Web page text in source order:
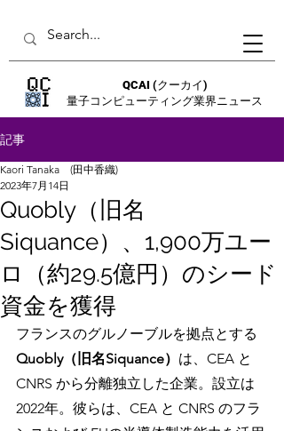
QCAI (クーカイ)
量子コンピューティング業界ニュース
記事
Quobly（旧名
Siquance）、1,900万ユー
ロ（約29.5億円）のシード
資金を獲得
Kaori Tanaka (田中香織)
2023年7月14日
フランスのグルノーブルを拠点とする
Quobly（旧名Siquance） は、CEA と
CNRS から分離独立した企業。設立は
2022年。彼らは、CEA と CNRS のフラ